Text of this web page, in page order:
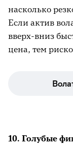
насколько
Если актив
вверх-вниз
цена, тем
10. Голубые